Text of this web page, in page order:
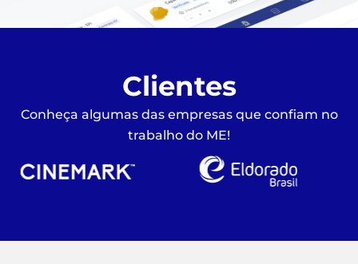
Clientes
Conheça algumas das empresas que confiam no
trabalho do ME!